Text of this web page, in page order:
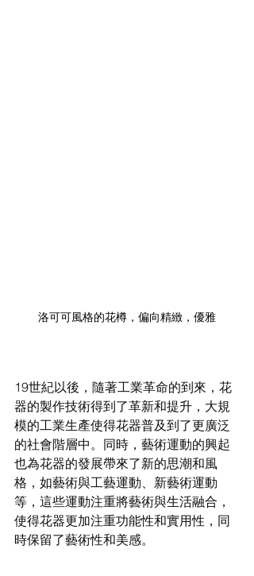
洛可可風格的花樽，偏向精緻，優雅
19世紀以後，隨著工業革命的到來，花
器的製作技術得到了革新和提升，大規
模的工業生產使得花器普及到了更廣泛
的社會階層中。同時，藝術運動的興起
也為花器的發展帶來了新的思潮和風
格，如藝術與工藝運動、新藝術運動
等，這些運動注重將藝術與生活融合，
使得花器更加注重功能性和實用性，同
時保留了藝術性和美感。